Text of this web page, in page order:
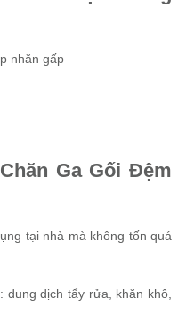
nhăn gấp
Ga Gối Đệm
tại nhà mà không tốn quá
dịch tẩy rửa, khăn khô,